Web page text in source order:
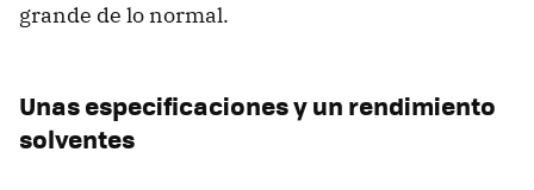
grande de lo normal.
Unas especificaciones y un rendimiento
solventes